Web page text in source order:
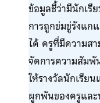
ข้อมูลชี้ว่ามีนักเรี
การถูกข่มขู่รังแก
ได้ ครูที่มีความสา
จัดการความสัมพั
ให้รางวัลนักเรีย
ผูกพันของครูและ